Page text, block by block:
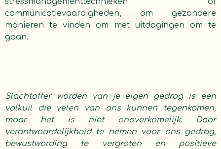
communicatievaardigheden, om gezondere
manieren te vinden om met uitdagingen om te
gaan.
Slachtoffer worden van je eigen gedrag is een
valkuil die velen van ons kunnen tegenkomen,
maar het is niet onoverkomelijk. Door
verantwoordelijkheid te nemen voor ons gedrag,
bewustwording te vergroten en positieve